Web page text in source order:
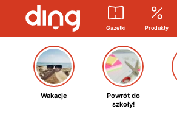
Gazetki Produkty
Wakacje
Powrót do
szkoły!